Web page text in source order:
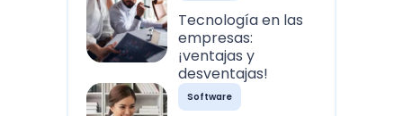
Tecnología en las
empresas:
¡ventajas y
desventajas!
Software